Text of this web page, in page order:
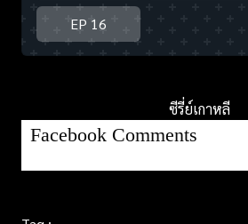
EP 16
ซีรี่ย์เกาหลี
Facebook Comments